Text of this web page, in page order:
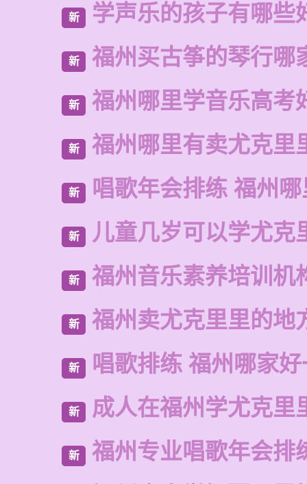
新 学声乐的孩子有哪些
新 福州买古筝的琴行哪
新 福州哪里学音乐高考
新 福州哪里有卖尤克里
新 唱歌年会排练 福州
新 儿童几岁可以学尤克
新 福州音乐素养培训机
新 福州卖尤克里里的地
新 唱歌排练 福州哪家
新 成人在福州学尤克里
新 福州专业唱歌年会排